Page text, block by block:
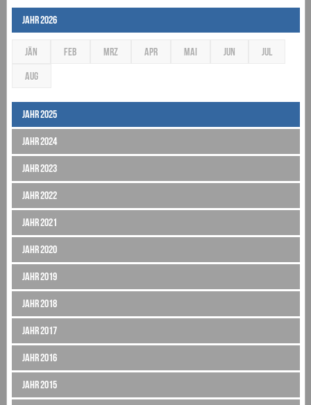
Jahr 2026
JÄN FEB MRZ APR MAI JUN JUL
AUG
Jahr 2025
Jahr 2024
Jahr 2023
Jahr 2022
Jahr 2021
Jahr 2020
Jahr 2019
Jahr 2018
Jahr 2017
Jahr 2016
Jahr 2015